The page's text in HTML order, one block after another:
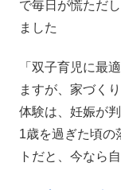
で毎日が慌ただ
ました
「双子育児に最
ますが、家づく
体験は、妊娠が
1歳を過ぎた頃の
トだと、今なら